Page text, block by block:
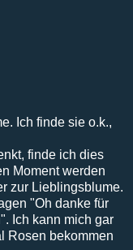
Ich finde sie o.k.,
finde ich dies
Moment werden
zur Lieblingsblume.
"Oh danke für
Ich kann mich gar
Rosen bekommen